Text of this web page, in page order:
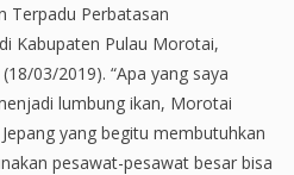
Terpadu Perbatasan
Kabupaten Pulau Morotai,
03/2019). “Apa yang saya
lumbung ikan, Morotai
yang begitu membutuhkan
pesawat-pesawat besar bisa